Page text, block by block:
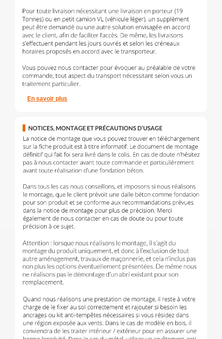
En savoir plus